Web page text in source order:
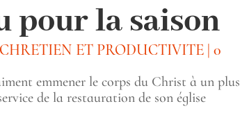
pour la saison
CHRETIEN ET PRODUCTIVITE |
emmener le corps du Christ à un plus
de la restauration de son église